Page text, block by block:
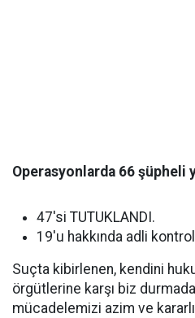
Operasyonlarda 66 şüpheli
47'si TUTUKLANDI.
19'u hakkında adli
Suçta kibirlenen, kendini
örgütlerine karşı biz
mücadelemizi azim ve